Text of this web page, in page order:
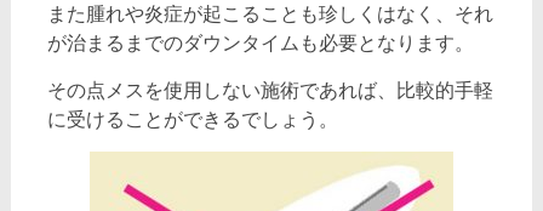
また腫れや炎症が起こることも珍しくはなく、それ
が治まるまでのダウンタイムも必要となります。
その点メスを使用しない施術であれば、比較的手軽
に受けることができるでしょう。